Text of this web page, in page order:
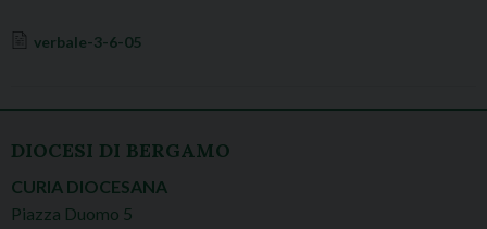
verbale-3-6-05
DIOCESI DI BERGAMO
CURIA DIOCESANA
Piazza Duomo 5